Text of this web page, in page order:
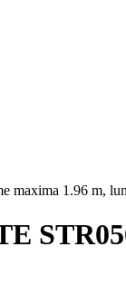
maxima 1.96 m,